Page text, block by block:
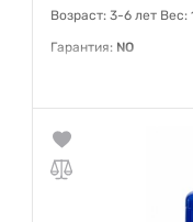
Возраст: 3-6 лет Вес:
Гарантия: NO